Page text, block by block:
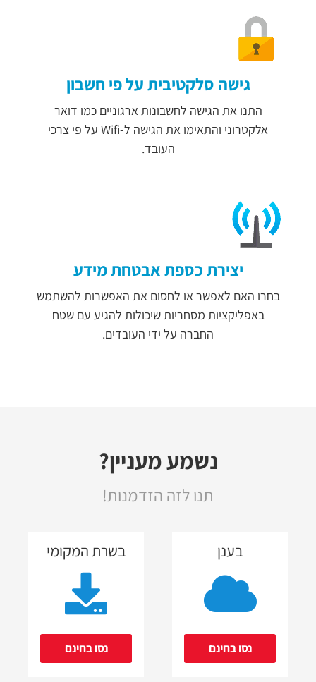
גישה סלקטיבית על פי חשבון
התנו את הגישה לחשבונות ארגוניים כמו דואר
אלקטרוני והתאימו את הגישה ל-Wifi על פי צרכי
העובד.
יצירת כספת אבטחת מידע
בחרו האם לאפשר או לחסום את האפשרות להשתמש
באפליקציות מסחריות שיכולות להגיע עם שטח
החברה על ידי העובדים.
נשמע מעניין?
תנו לזה הזדמנות!
בענן
נסו בחינם
בשרת המקומי
נסו בחינם